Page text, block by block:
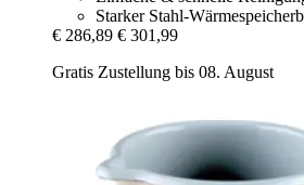
Starker Stahl-
€ 286,89 € 301,99
Gratis Zustellung bis 08. August